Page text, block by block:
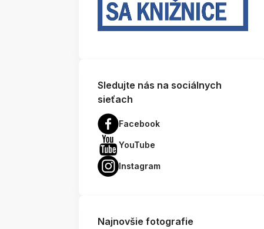
Sledujte nás na sociálnych
sieťach
Facebook
YouTube
Instagram
Najnovšie fotografie